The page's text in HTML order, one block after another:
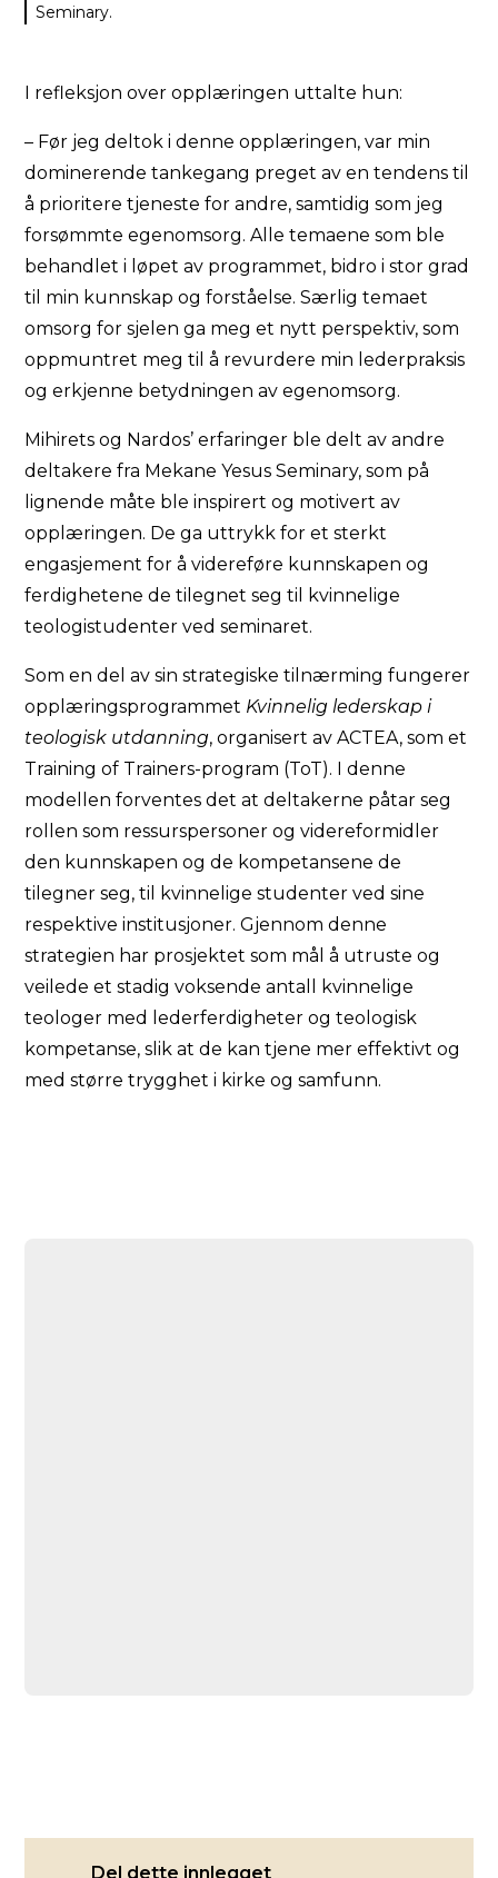
Seminary.
I refleksjon over opplæringen uttalte hun:
– Før jeg deltok i denne opplæringen, var min
dominerende tankegang preget av en tendens til
å prioritere tjeneste for andre, samtidig som jeg
forsømmte egenomsorg. Alle temaene som ble
behandlet i løpet av programmet, bidro i stor grad
til min kunnskap og forståelse. Særlig temaet
omsorg for sjelen ga meg et nytt perspektiv, som
oppmuntret meg til å revurdere min lederpraksis
og erkjenne betydningen av egenomsorg.
Mihirets og Nardos’ erfaringer ble delt av andre
deltakere fra Mekane Yesus Seminary, som på
lignende måte ble inspirert og motivert av
opplæringen. De ga uttrykk for et sterkt
engasjement for å videreføre kunnskapen og
ferdighetene de tilegnet seg til kvinnelige
teologistudenter ved seminaret.
Som en del av sin strategiske tilnærming fungerer
opplæringsprogrammet Kvinnelig lederskap i
teologisk utdanning, organisert av ACTEA, som et
Training of Trainers-program (ToT). I denne
modellen forventes det at deltakerne påtar seg
rollen som ressurspersoner og videreformidler
den kunnskapen og de kompetansene de
tilegner seg, til kvinnelige studenter ved sine
respektive institusjoner. Gjennom denne
strategien har prosjektet som mål å utruste og
veilede et stadig voksende antall kvinnelige
teologer med lederferdigheter og teologisk
kompetanse, slik at de kan tjene mer effektivt og
med større trygghet i kirke og samfunn.
Del dette innlegget